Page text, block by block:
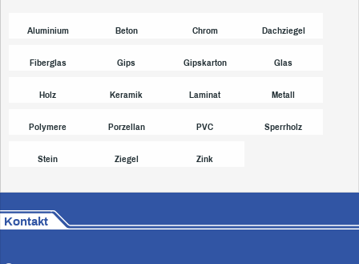
Aluminium Beton Chrom Dachziegel
Fiberglas Gips Gipskarton Glas
Holz Keramik Laminat Metall
Polymere Porzellan PVC Sperrholz
Stein Ziegel Zink
Kontakt